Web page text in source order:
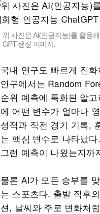
위 사진은 AI(인공지능)를 활용
GPT 생성 이미지.
국내 연구도 빠르게 진
연구에서는 Random
순위 예측에 특화된 알
에 어떤 변수가 얼마나
성적과 직전 경기 기록,
는 핵심 변수로 나타났
그런 예측이 나왔는지
물론 AI가 모든 승부를
는 스포츠다. 출발 직후
션, 날씨와 주로 변화처